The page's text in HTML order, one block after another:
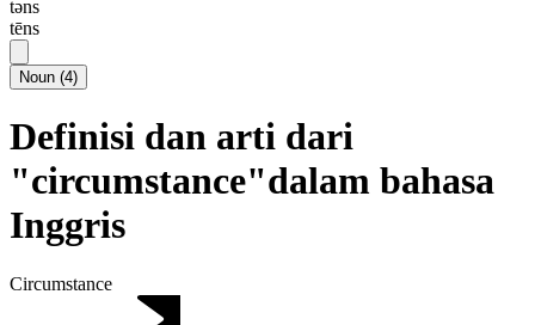
təns
tēns
Noun (4)
Definisi dan arti dari
"circumstance"dalam bahasa
Inggris
Circumstance